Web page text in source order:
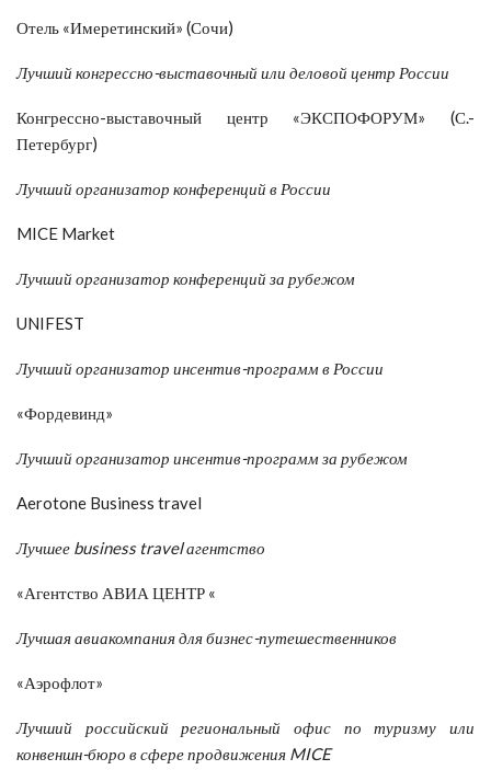
Отель «Имеретинский» (Сочи)
Лучший конгрессно-выставочный или деловой центр России
Конгрессно-выставочный центр «ЭКСПОФОРУМ» (С.-
Петербург)
Лучший организатор конференций в России
MICE Market
Лучший организатор конференций за рубежом
UNIFEST
Лучший организатор инсентив-программ в России
«Фордевинд»
Лучший организатор инсентив-программ за рубежом
Aerotone Business travel
Лучшее business travelагентство
«Агентство АВИА ЦЕНТР «
Лучшая авиакомпания для бизнес-путешественников
«Аэрофлот»
Лучший российский региональный офис по туризму или
конвеншн-бюро в сфере продвижения MICE